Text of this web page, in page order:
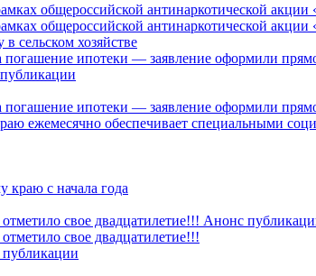
общероссийской антинаркотической
общероссийской антинаркотической
сельском хозяйстве
погашение ипотеки — заявление оформили
погашение ипотеки — заявление оформили
ежемесячно обеспечивает специальными
краю с начала года
свое двадцатилетие!!! Анонс
свое двадцатилетие!!!